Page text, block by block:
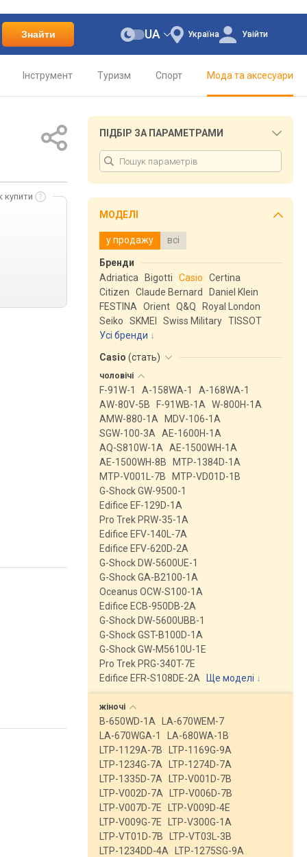
Знайти Україна
UA Увійти
Інструмент Туризм Спорт Мода та аксесуари
купити
ПІДБІР ЗА ПАРАМЕТРАМИ
МОДЕЛІ
у продажу всі
Бренди
Adriatica
Bigotti Casio
Certina
Citizen
Claude Bernard
Daniel Klein
FESTINA
Orient Q&Q
Royal London
Seiko
SKMEI Swiss Military TISSOT
Усі бренди
Casio (стать)
чоловічі
F-91W-1 A-158WA-1
A-168WA-1
AW-80V-5B
F-91WB-1A
W-800H-1A
AMW-880-1A
MDV-106-1A
SGW-100-3A
AE-1600H-1A
AQ-S810W-1A
AE-1500WH-1A
AE-1500WH-8B
MTP-1384D-1A
MTP-V001L-7B
MTP-VD01D-1B
G-Shock GW-9500-1
Edifice EF-129D-1A
Pro Trek PRW-35-1A
Edifice EFV-140L-7A
Edifice EFV-620D-2A
G-Shock DW-5600UE-1
G-Shock GA-B2100-1A
Oceanus OCW-S100-1A
Edifice ECB-950DB-2A
G-Shock DW-5600UBB-1
G-Shock GST-B100D-1A
G-Shock GW-M5610U-1E
Pro Trek PRG-340T-7E
Edifice EFR-S108DE-2A
Ще моделі ↓
жіночі
B-650WD-1A
LA-670WEM-7
LA-670WGA-1
LA-680WA-1B
LTP-1129A-7B
LTP-1169G-9A
LTP-1234G-7A
LTP-1274D-7A
LTP-1335D-7A
LTP-V001D-7B
LTP-V002D-7A
LTP-V006D-7B
LTP-V007D-7E
LTP-V009D-4E
LTP-V009G-7E
LTP-V300G-1A
LTP-VT01D-7B
LTP-VT03L-3B
LTP-1234DD-4A
LTP-1275SG-9A